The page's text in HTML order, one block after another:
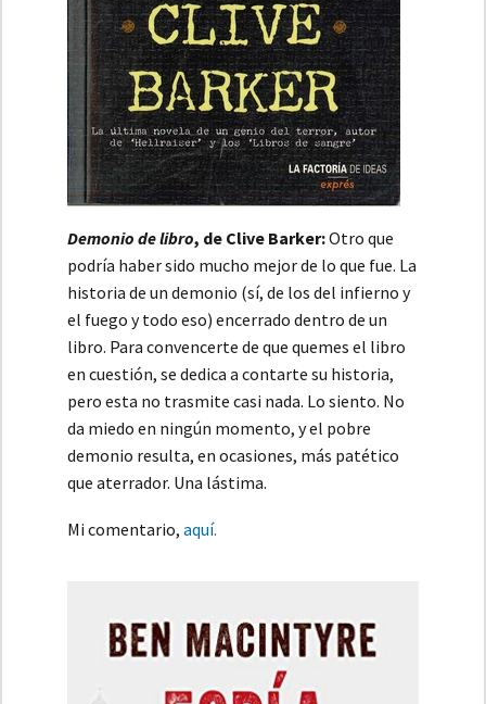
Demonio de libro, de Clive Barker:Otro que
podría haber sido mucho mejor de lo que fue. La
historia de un demonio (sí, de los del infierno y
el fuego y todo eso) encerrado dentro de un
libro. Para convencerte de que quemes el libro
en cuestión, se dedica a contarte su historia,
pero esta no trasmite casi nada. Lo siento. No
da miedo en ningún momento, y el pobre
demonio resulta, en ocasiones, más patético
que aterrador. Una lástima.
Mi comentario, aquí.